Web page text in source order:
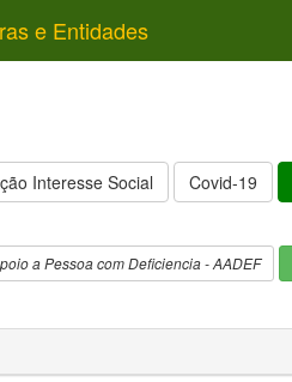
e Entidades
Interesse Social Covid-19
a Pessoa com Deficiencia - AADEF